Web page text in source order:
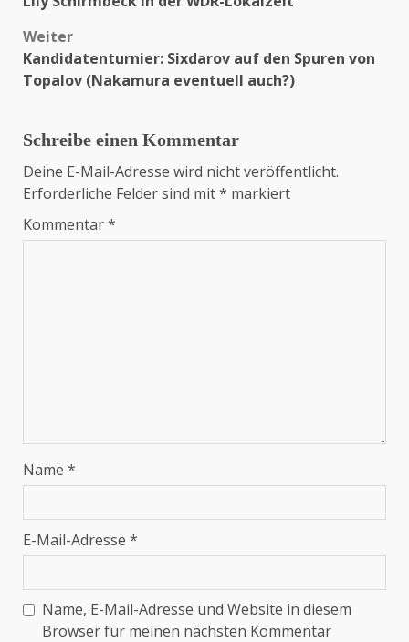
Weiter
Kandidatenturnier: Sixdarov auf den Spuren von
Topalov (Nakamura eventuell auch?)
Schreibe einen Kommentar
Deine E-Mail-Adresse wird nicht veröffentlicht.
Erforderliche Felder sind mit* markiert
Kommentar*
Name *
E-Mail-Adresse *
Name, E-Mail-Adresse und Website in diesem
Browser für meinen nächsten Kommentar